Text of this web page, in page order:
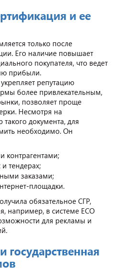
и ее
только после
Его наличие повышает
покупателя, что ведет
прибыли.
репутацию
более привлекательным,
позволяет проще
Несмотря на
документа, для
необходимо. Он
контрагентами;
и тендерах;
заказами;
площадки.
обязательное СГР,
например, в системе ECO
для рекламы и
государственная